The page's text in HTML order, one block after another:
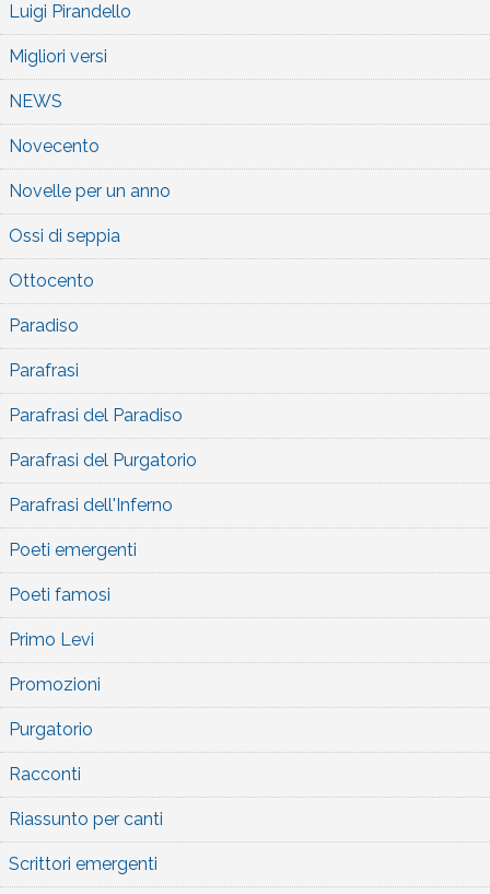
Luigi Pirandello
Migliori versi
NEWS
Novecento
Novelle per un anno
Ossi di seppia
Ottocento
Paradiso
Parafrasi
Parafrasi del Paradiso
Parafrasi del Purgatorio
Parafrasi dell'Inferno
Poeti emergenti
Poeti famosi
Primo Levi
Promozioni
Purgatorio
Racconti
Riassunto per canti
Scrittori emergenti